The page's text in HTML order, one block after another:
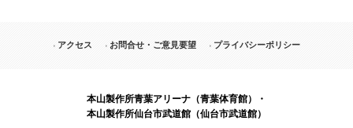
アクセス お問合せ・ご意見要望 プライバシーポリシー
本山製作所青葉アリーナ（青葉体育館）・
本山製作所仙台市武道館（仙台市武道館）